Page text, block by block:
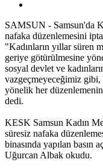
SAMSUN - Samsun'da
nafaka düzenlemesini
"Kadınların yıllar süren
geriye götürülmesine
sosyal devlet ve
vazgeçmeyeceğimiz gibi,
yönelik her düzenlemenin
dedi.
KESK Samsun Kadın
süresiz nafaka
binasında yapılan basın
Uğurcan Albak okudu.